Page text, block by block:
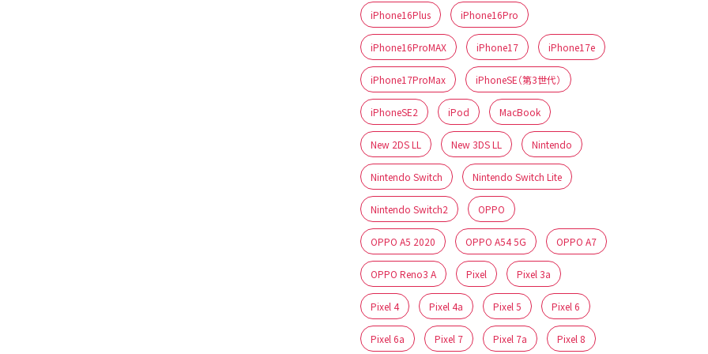
iPhone16Plus iPhone16Pro
iPhone16ProMAX iPhone17 iPhone17e
iPhone17ProMax iPhoneSE（第3世代）
iPhoneSE2 iPod MacBook
New 2DS LL New 3DS LL Nintendo
Nintendo Switch Nintendo Switch Lite
Nintendo Switch2 OPPO
OPPO A5 2020 OPPO A54 5G OPPO A7
OPPO Reno3 A Pixel Pixel 3a
Pixel 4 Pixel 4a Pixel 5 Pixel 6
Pixel 6a Pixel 7 Pixel 7a Pixel 8